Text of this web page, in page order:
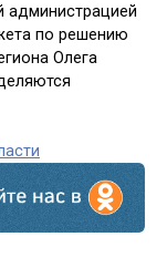
администрацией
по решению
Олега